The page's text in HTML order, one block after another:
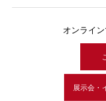
オンライ
展示会・